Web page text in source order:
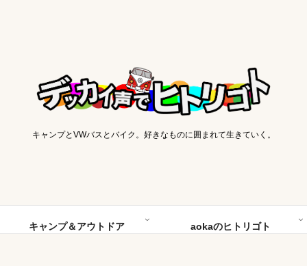
キャンプとVWバスとバイク。好きなものに囲まれて生きていく。
キャンプ＆アウトドア aokaのヒトリゴト